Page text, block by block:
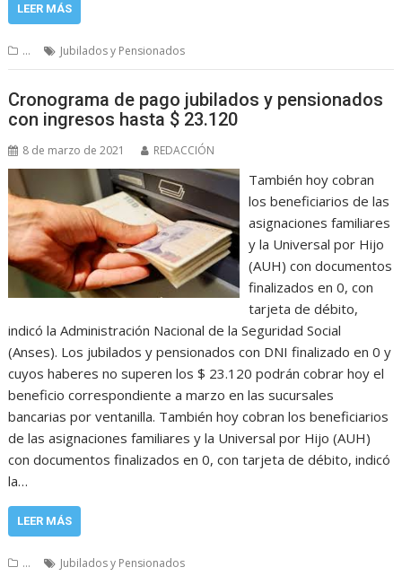
LEER MÁS
... Jubilados y Pensionados
Cronograma de pago jubilados y pensionados
con ingresos hasta $ 23.120
8 de marzo de 2021 REDACCIÓN
También hoy cobran
los beneficiarios de las
asignaciones familiares
y la Universal por Hijo
(AUH) con documentos
finalizados en 0, con
tarjeta de débito,
indicó la Administración Nacional de la Seguridad Social
(Anses). Los jubilados y pensionados con DNI finalizado en 0 y
cuyos haberes no superen los $ 23.120 podrán cobrar hoy el
beneficio correspondiente a marzo en las sucursales
bancarias por ventanilla. También hoy cobran los beneficiarios
de las asignaciones familiares y la Universal por Hijo (AUH)
con documentos finalizados en 0, con tarjeta de débito, indicó
la…
LEER MÁS
... Jubilados y Pensionados